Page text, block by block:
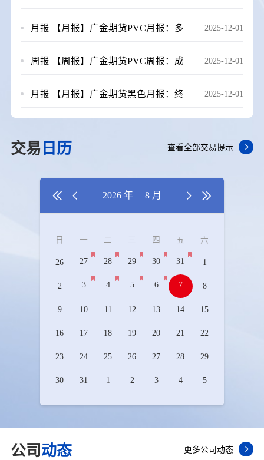
2025-12-01
月报 【月报】广金期货PVC月报：多重利空因素压制，11月PVC跌跌不休 20251201
2025-12-01
周报 【周报】广金期货PVC周报：成本端拖累，PVC期价再创新低 20251121
2025-12-01
月报 【月报】广金期货黑色月报：终端压力渐显，下行风险仍存 20251128
交易 日历 查看全部交易提示
  2026 年 8 月  
日 一 二 三 四 五 六
26 27 28 29 30 31 1
2 3 4 5 6 7 8
9 10 11 12 13 14 15
16 17 18 19 20 21 22
23 24 25 26 27 28 29
30 31 1 2 3 4 5
公司 动态 更多公司动态